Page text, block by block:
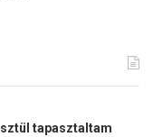
tapasztaltam